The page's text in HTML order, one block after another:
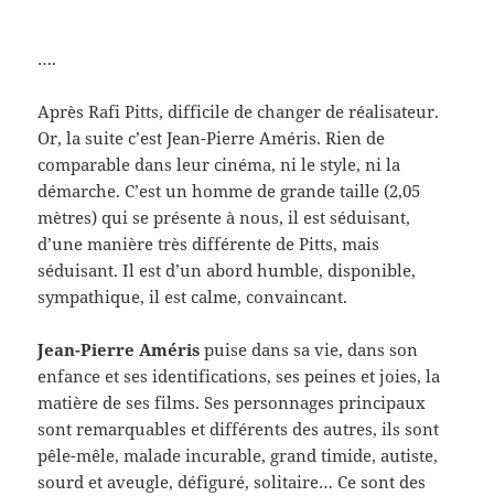
….
Après Rafi Pitts, difficile de changer de réalisateur.
Or, la suite c’est Jean-Pierre Améris. Rien de
comparable dans leur cinéma, ni le style, ni la
démarche. C’est un homme de grande taille (2,05
mètres) qui se présente à nous, il est séduisant,
d’une manière très différente de Pitts, mais
séduisant. Il est d’un abord humble, disponible,
sympathique, il est calme, convaincant.
Jean-Pierre Améris puise dans sa vie, dans son
enfance et ses identifications, ses peines et joies, la
matière de ses films. Ses personnages principaux
sont remarquables et différents des autres, ils sont
pêle-mêle, malade incurable, grand timide, autiste,
sourd et aveugle, défiguré, solitaire… Ce sont des